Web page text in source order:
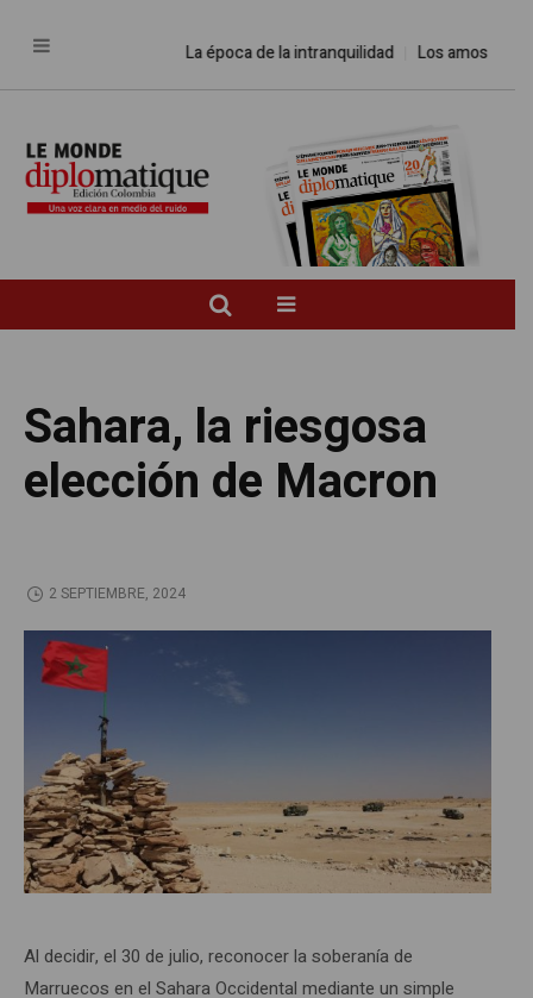
La época de la intranquilidad Los amos del mundo
Sahara, la riesgosa
elección de Macron
2 SEPTIEMBRE, 2024
Al decidir, el 30 de julio, reconocer la soberanía de
Marruecos en el Sahara Occidental mediante un simple